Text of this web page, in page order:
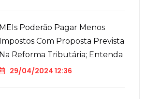
MEIs Poderão Pagar Menos
Impostos Com Proposta Prevista
Na Reforma Tributária; Entenda
29/04/2024 12:36